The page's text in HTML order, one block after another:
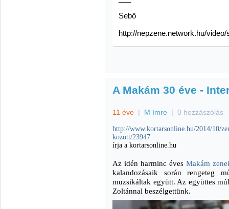
Sebő
http://nepzene.network.hu/video/
A Makám 30 éve -
11 éve | M Imre | 0 hozzászólás
http://www.kortarsonline.hu/2014/10/
kozott/23947
írja a kortarsonline.hu
Az idén harminc éves Makám
kalandozásaik során rengeteg
muzsikáltak együtt. Az együttes
Zoltánnal beszélgettünk.